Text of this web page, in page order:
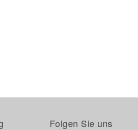
Folgen Sie uns